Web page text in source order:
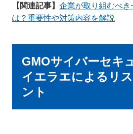
【関連記事】 企業が取り組むべき
は？重要性や対策内容を解説
GMOサイバーセキ
イエラエによるリ
ント